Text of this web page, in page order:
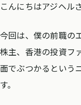
こんにちはアジヘル
今回は、僕の前職の
株主、香港の投資フ
面でぶつかるという
す。